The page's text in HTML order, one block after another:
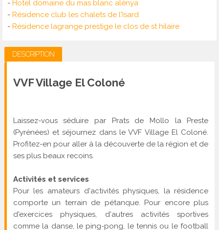
- Hotel domaine du mas blanc alénya
- Résidence club les chalets de l'Isard
- Résidence lagrange prestige le clos de st hilaire
DESCRIPTION
VVF Village El Coloné
Laissez-vous séduire par Prats de Mollo la Preste
(Pyrénées) et séjournez dans le VVF Village El Coloné.
Profitez-en pour aller à la découverte de la région et de
ses plus beaux recoins.
Activités et services
Pour les amateurs d'activités physiques, la résidence
comporte un terrain de pétanque. Pour encore plus
d'exercices physiques, d'autres activités sportives
comme la danse, le ping-pong, le tennis ou le football